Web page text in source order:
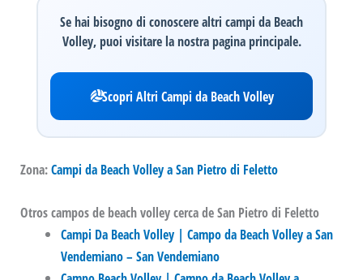
Se hai bisogno di conoscere altri campi da Beach
Volley, puoi visitare la nostra pagina principale.
Scopri Altri Campi da Beach Volley
Zona:Campi da Beach Volley a San Pietro di Feletto
Otros campos de beach volley cerca de San Pietro di Feletto
Campi Da Beach Volley | Campo da Beach Volley a San
Vendemiano – San Vendemiano